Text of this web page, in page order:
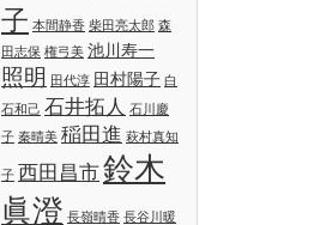
子 本間静香 柴田亮太郎 森
田志保 権弓美 池川寿一
照明 田代淳 田村陽子 白
石和己 石井拓人 石川慶
子 秦晴美 稲田進 萩村真知
子 西田昌市鈴木
眞澄 長嶺晴香 長谷川暖